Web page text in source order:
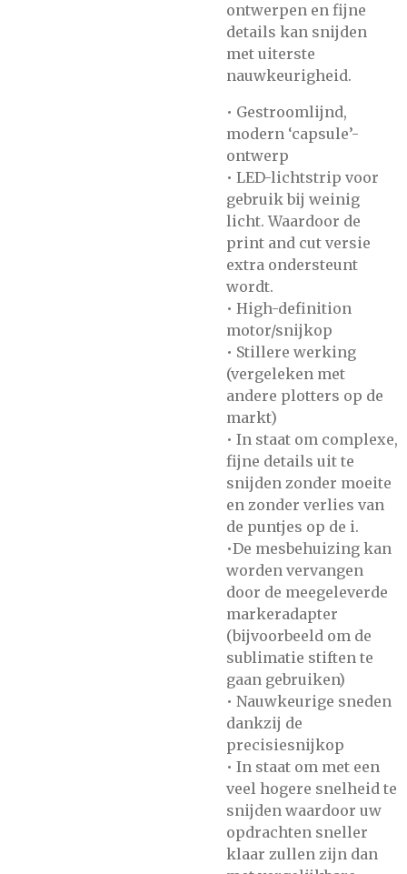
ontwerpen en fijne
details kan snijden
met uiterste
nauwkeurigheid.
• Gestroomlijnd,
modern ‘capsule’-
ontwerp
• LED-lichtstrip voor
gebruik bij weinig
licht. Waardoor de
print and cut versie
extra ondersteunt
wordt.
• High-definition
motor/snijkop
• Stillere werking
(vergeleken met
andere plotters op de
markt)
• In staat om complexe,
fijne details uit te
snijden zonder moeite
en zonder verlies van
de puntjes op de i.
•De mesbehuizing kan
worden vervangen
door de meegeleverde
markeradapter
(bijvoorbeeld om de
sublimatie stiften te
gaan gebruiken)
• Nauwkeurige sneden
dankzij de
precisiesnijkop
• In staat om met een
veel hogere snelheid te
snijden waardoor uw
opdrachten sneller
klaar zullen zijn dan